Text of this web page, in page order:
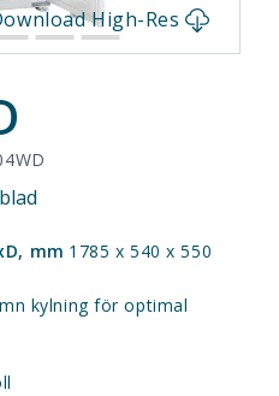
High-Res
mm 1785 x 540 x 550
kylning för optimal